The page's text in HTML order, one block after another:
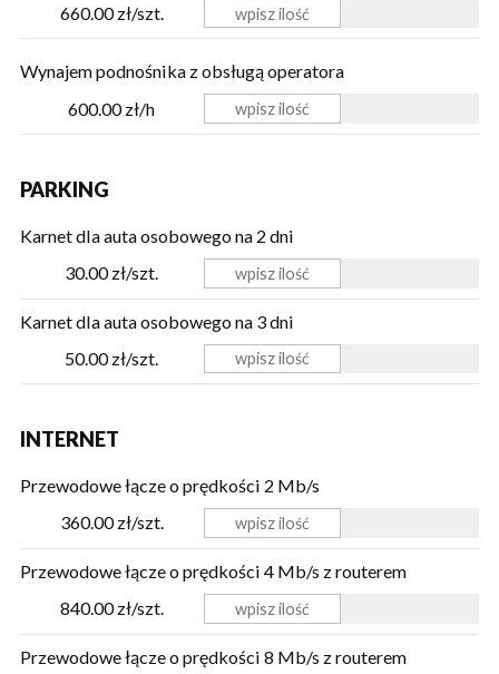
660.00 zł/szt.
Wynajem podnośnika z obsługą operatora
600.00 zł/h
PARKING
Karnet dla auta osobowego na 2 dni
30.00 zł/szt.
Karnet dla auta osobowego na 3 dni
50.00 zł/szt.
INTERNET
Przewodowe łącze o prędkości 2 Mb/s
360.00 zł/szt.
Przewodowe łącze o prędkości 4 Mb/s z routerem
840.00 zł/szt.
Przewodowe łącze o prędkości 8 Mb/s z routerem